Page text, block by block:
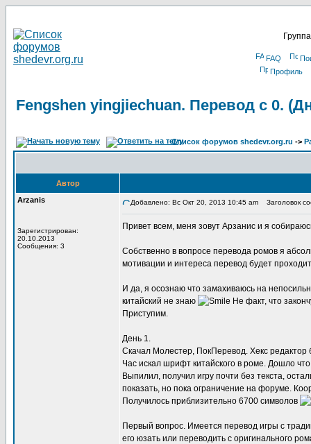
FAQ
Профиль
Fengshen yingjiechuan. Перевод с 0.
Список форумов shedevr.org.ru ->
Автор
Arzanis
Зарегистрирован:
20.10.2013
Сообщения: 3
Добавлено: Вс Окт 20, 2013 10:45 am Заголовок
Привет всем, меня зовут Арзанис и я
Собственно в вопросе перевода ромов я
мотивации и интереса перевод будет
И да, я осознаю что замахиваюсь на
китайский не знаю
Не факт, что
Приступим.
День 1.
Скачал Молестер, ПокПеревод. Хекс редактор
Час искал шрифт китайского в роме. Дошло
Выпилил, получил игру почти без текста,
показать, но пока ограничение на форуме.
Получилось приблизительно 6700 символов
Первый вопрос. Имеется перевод игры с
его юзать или переводить с оригинального